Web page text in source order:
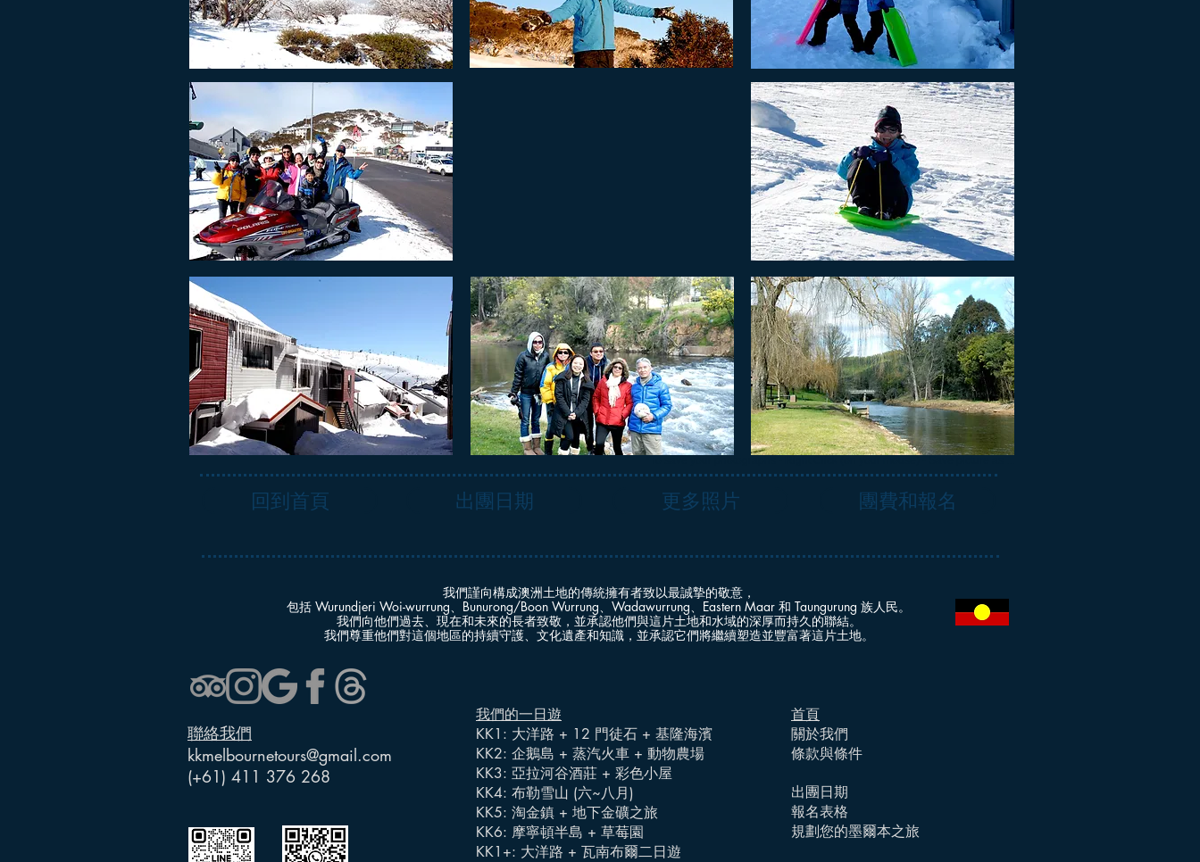
回到首頁 出團日期 更多照片 團費和報名
我們謹向構成澳洲土地的傳統擁有者致以最誠摯的敬意，
包括 Wurundjeri Woi-wurrung、Bunurong/Boon Wurrung、Wadawurrung、Eastern Maar 和 Taungurung 族人民。
我們向他們過去、現在和未來的長者致敬，並承認他們與這片土地和水域的深厚而持久的聯結。
我們尊重他們對這個地區的持續守護、文化遺產和知識，並承認它們將繼續塑造並豐富著這片土地。
聯絡我們
kkmelbournetours@gmail.com
(+61) 411 376 268
我們的一日遊
KK1: 大洋路 + 12 門徒石 + 基隆海濱
KK2: 企鵝島 + 蒸汽火車 + 動物農場
KK3: 亞拉河谷酒莊 + 彩色小屋
KK4: 布勒雪山 (六~八月)
KK5: 淘金鎮 + 地下金礦之旅
KK6: 摩寧頓半島 + 草莓園
KK1+: 大洋路 + 瓦南布爾二日遊
首頁
關於我們
條款與條件
出團日期
報名表格
規劃您的墨爾本之旅